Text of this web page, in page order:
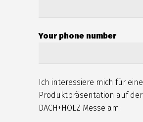
Your phone number
Ich interessiere mich für eine
Produktpräsentation auf der
DACH+HOLZ Messe am: